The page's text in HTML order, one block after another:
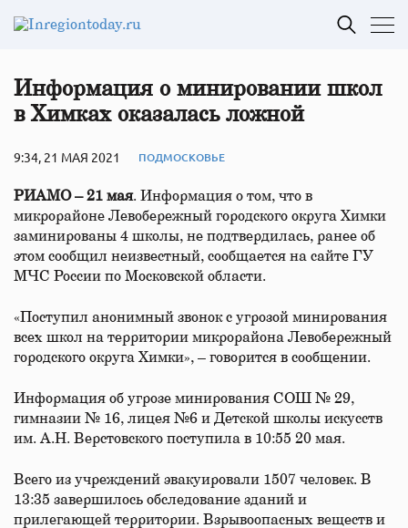
Информация о минировании школ
в Химках оказалась ложной
9:34, 21 МАЯ 2021 ПОДМОСКОВЬЕ
РИАМО – 21 мая. Информация о том, что в
микрорайоне Левобережный городского округа Химки
заминированы 4 школы, не подтвердилась, ранее об
этом сообщил неизвестный, сообщается на сайте ГУ
МЧС России по Московской области.
«Поступил анонимный звонок с угрозой минирования
всех школ на территории микрорайона Левобережный
городского округа Химки», – говорится в сообщении.
Информация об угрозе минирования СОШ № 29,
гимназии № 16, лицея №6 и Детской школы искусств
им. А.Н. Верстовского поступила в 10:55 20 мая.
Всего из учреждений эвакуировали 1507 человек. В
13:35 завершилось обследование зданий и
прилегающей территории. Взрывоопасных веществ и